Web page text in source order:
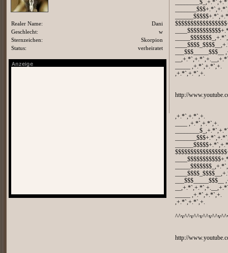
_____ ,+.*`,+.*`,+.
,+.*`,+.*`,+.
http://
,+.*`,+.*`,+.
____ ,+.*`,+.*`,+.
_____ ,+.*`,+.*`,+.
,+.*`,+.*`,+.
http://
Realer Name:
Dani
Geschlecht:
w
Sternzeichen:
Skorpion
Status:
verheiratet